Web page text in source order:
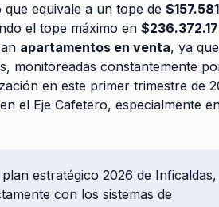
que equivale a un tope de
el tope máximo en
apartamentos en venta, ya que
monitoreadas constantemente
en este primer trimestre de
el Eje Cafetero, especialmente
estratégico 2026 de Inficaldas,
con los sistemas de